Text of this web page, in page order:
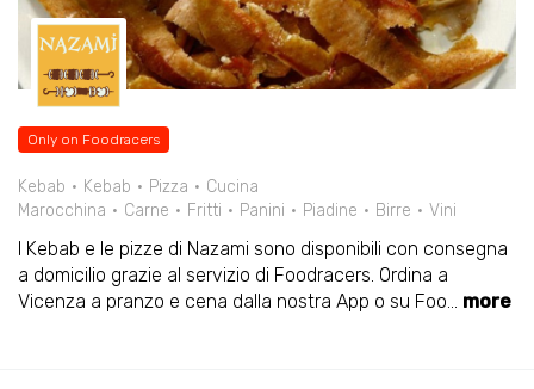
Only on Foodracers
Kebab Kebab Pizza
Cucina
Marocchina
Carne Fritti Panini Piadine Birre Vini
I Kebab e le pizze di Nazami sono disponibili con consegna
a domicilio grazie al servizio di Foodracers. Ordina a
Vicenza a pranzo e cena dalla nostra App o su Foo... more